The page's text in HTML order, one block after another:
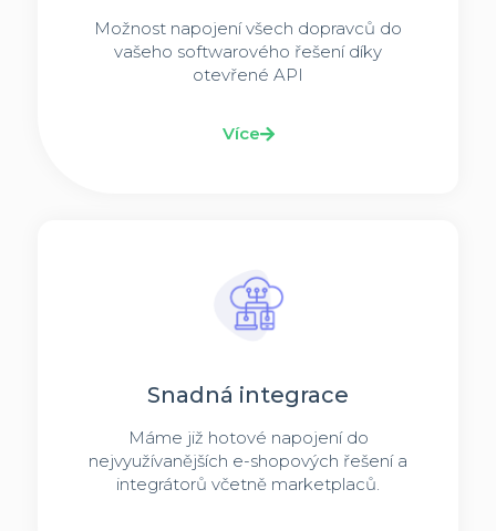
Možnost napojení všech dopravců do
vašeho softwarového řešení díky
otevřené API
Více
Snadná integrace
Máme již hotové napojení do
nejvyužívanějších e-shopových řešení a
integrátorů včetně marketplaců.